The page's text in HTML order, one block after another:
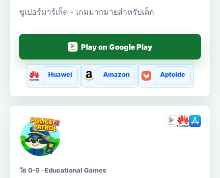
ซูเปอร์มาร์เก็ต - เกมมากมายสำหรับเด็ก
Play on Google Play
Huawei Amazon Aptoide
วัย 0-5 · Educational Games